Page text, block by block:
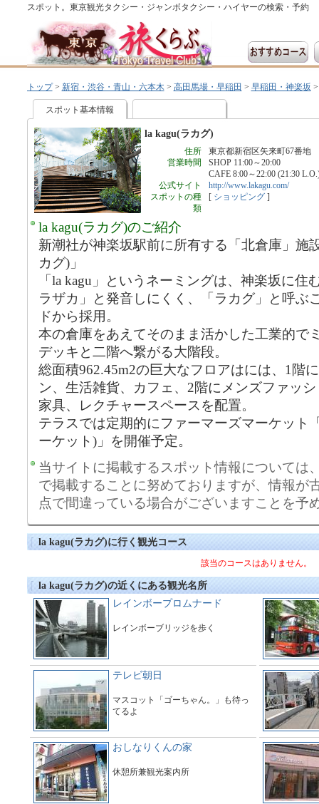
スポット。東京観光タクシー・ジャンボタクシー・ハイヤーの検索・予約
トップ> 新宿・渋谷・青山・六本木> 高田馬場・早稲田 > 早稲田・神楽坂
スポット基本情報
la kagu(ラカグ)
住所
東京都新宿区矢来町67番地
営業時間
SHOP 11:00～20:00
CAFE 8:00～22:00 (21:30
公式サイト
http://www.lakagu.com/
スポットの種
類
[ ショッピング]
la kagu(ラカグ)のご紹介
新潮社が神楽坂駅前に所有する「北倉庫」施
カグ)」
「la kagu」というネーミングは、神楽坂に住
ラザカ」と発音しにくく、「ラカグ」と呼ぶ
ドから採用。
本の倉庫をあえてそのまま活かした工業的で
デッキと二階へ繋がる大階段。
総面積962.45m2の巨大なフロアはには、1階
ン、生活雑貨、カフェ、2階にメンズファッ
家具、レクチャースペースを配置。
テラスでは定期的にファーマーズマーケット
ーケット)」を開催予定。
当サイトに掲載するスポット情報については
で掲載することに努めておりますが、情報が
点で間違っている場合がございますことを予
la kagu(ラカグ)に行く観光コース
該当のコースはありません。
la kagu(ラカグ)の近くにある観光名所
レインボープロムナード
レインボーブリッジを歩く
テレビ朝日
マスコット「ゴーちゃん。」も待っ
てるよ
おしなりくんの家
休憩所兼観光案内所